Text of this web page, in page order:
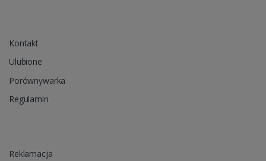
Kontakt
Ulubione
Porównywarka
Regulamin
Reklamacja